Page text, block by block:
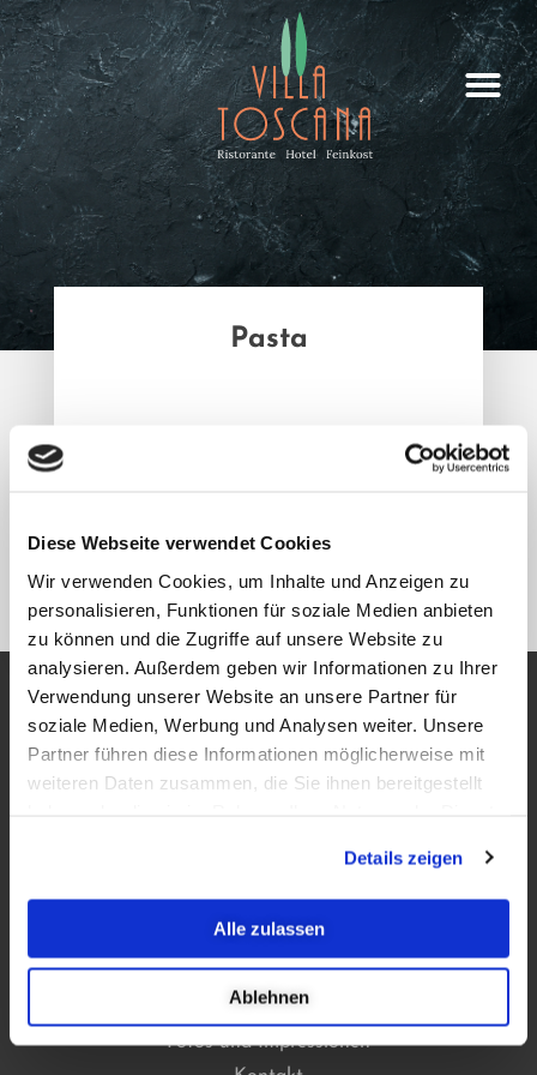
Diese Webseite verwendet Cookies
Wir verwenden Cookies, um Inhalte und Anzeigen zu
personalisieren, Funktionen für soziale Medien anbieten
zu können und die Zugriffe auf unsere Website zu
analysieren. Außerdem geben wir Informationen zu Ihrer
Verwendung unserer Website an unsere Partner für
soziale Medien, Werbung und Analysen weiter. Unsere
Partner führen diese Informationen möglicherweise mit
weiteren Daten zusammen, die Sie ihnen bereitgestellt
Details zeigen
Alle zulassen
Ablehnen
Pasta
Suppe Pizza (32 cm)
Informationen
Cookies
AGB
Das Hotel
Zimmer reservieren
Service
Fotos und Impressionen